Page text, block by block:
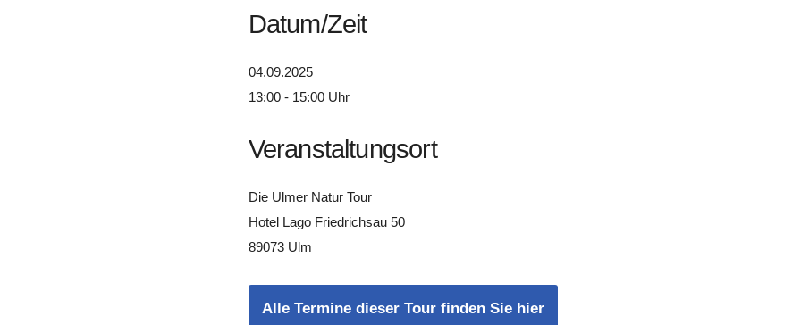
Datum/Zeit
04.09.2025
13:00 - 15:00 Uhr
Veranstaltungsort
Die Ulmer Natur Tour
Hotel Lago Friedrichsau 50
89073 Ulm
Alle Termine dieser Tour finden Sie hier